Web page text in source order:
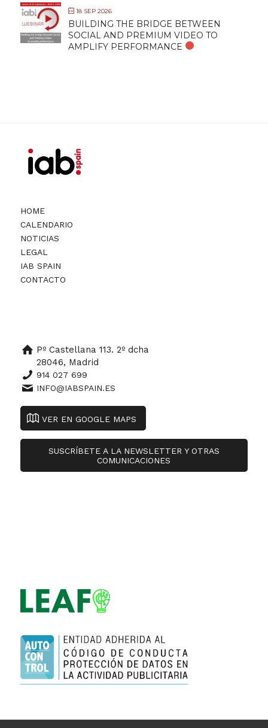
18 SEP 2026
BUILDING THE BRIDGE BETWEEN
SOCIAL AND PREMIUM VIDEO TO
AMPLIFY PERFORMANCE
HOME
CALENDARIO
NOTICIAS
LEGAL
IAB SPAIN
CONTACTO
Pº Castellana 113. 2º dcha
28046, Madrid
914 027 699
INFO@IABSPAIN.ES
VER EN GOOGLE MAPS
SUSCRÍBETE A LA NEWSLETTER Y OTRAS
COMUNICACIONES